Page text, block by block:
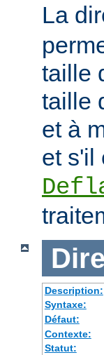
La
taille
taille
et à
et s'il
Description:
Syntaxe:
Défaut:
Contexte:
Statut: